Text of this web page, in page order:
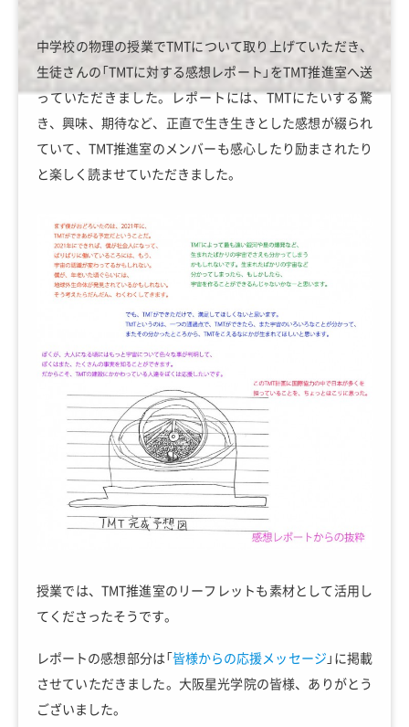
中学校の物理の授業でTMTについて取り上げていただき、
生徒さんの「TMTに対する感想レポート」をTMT推進室へ送
っていただきました。レポートには、TMTにたいする驚
き、興味、期待など、正直で生き生きとした感想が綴られ
ていて、TMT推進室のメンバーも感心したり励まされたり
と楽しく読ませていただきました。
授業では、TMT推進室のリーフレットも素材として活用し
てくださったそうです。
レポートの感想部分は「皆様からの応援メッセージ 」に掲載
させていただきました。大阪星光学院の皆様、ありがとう
ございました。